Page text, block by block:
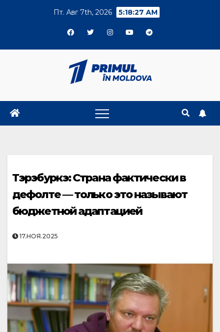
Пт. Авг 7th, 2026 5:18:28 AM
Тэрэбуркэ: Страна фактически в
дефолте — только это называют
бюджетной адаптацией
17.НОЯ.2025